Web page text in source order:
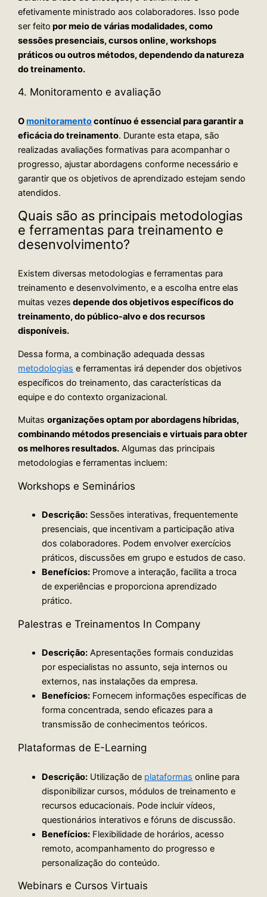
efetivamente ministrado aos colaboradores. Isso pode
ser feito por meio de várias modalidades, como
sessões presenciais, cursos online, workshops
práticos ou outros métodos, dependendo da natureza
do treinamento.
4. Monitoramento e avaliação
Omonitoramentocontínuo é essencial para garantir a
eficácia do treinamento. Durante esta etapa, são
realizadas avaliações formativas para acompanhar o
progresso, ajustar abordagens conforme necessário e
garantir que os objetivos de aprendizado estejam sendo
atendidos.
Quais são as principais metodologias
e ferramentas para treinamento e
desenvolvimento?
Existem diversas metodologias e ferramentas para
treinamento e desenvolvimento, e a escolha entre elas
muitas vezes depende dos objetivos específicos do
treinamento, do público-alvo e dos recursos
disponíveis.
Dessa forma, a combinação adequada dessas
metodologias e ferramentas irá depender dos objetivos
específicos do treinamento, das características da
equipe e do contexto organizacional.
Muitasorganizações optam por abordagens híbridas,
combinando métodos presenciais e virtuais para obter
os melhores resultados. Algumas das principais
metodologias e ferramentas incluem:
Workshops e Seminários
Descrição: Sessões interativas, frequentemente
presenciais, que incentivam a participação ativa
dos colaboradores. Podem envolver exercícios
práticos, discussões em grupo e estudos de caso.
Benefícios: Promove a interação, facilita a troca
de experiências e proporciona aprendizado
prático.
Palestras e Treinamentos In Company
Descrição: Apresentações formais conduzidas
por especialistas no assunto, seja internos ou
externos, nas instalações da empresa.
Benefícios: Fornecem informações específicas de
forma concentrada, sendo eficazes para a
transmissão de conhecimentos teóricos.
Plataformas de E-Learning
Descrição: Utilização de plataformas online para
disponibilizar cursos, módulos de treinamento e
recursos educacionais. Pode incluir vídeos,
questionários interativos e fóruns de discussão.
Benefícios: Flexibilidade de horários, acesso
remoto, acompanhamento do progresso e
personalização do conteúdo.
Webinars e Cursos Virtuais